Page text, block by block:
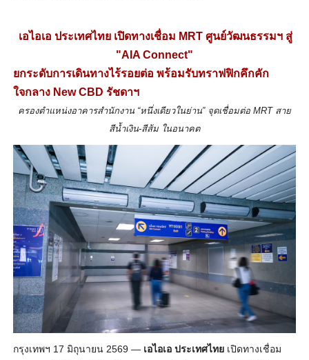
เอไอเอ ประเทศไทย เปิดทางเชื่อม MRT ศูนย์วัฒนธรรมฯ สู่
"AIA Connect"
ยกระดับการเดินทางไร้รอยต่อ พร้อมรับทราฟฟิกคึกคัก
ใจกลาง New CBD รัชดาฯ
ครองตำแหน่งอาคารสำนักงาน “หนึ่งเดียวในย่าน” จุดเชื่อมต่อ MRT สาย
สีน้ำเงิน-สีส้ม ในอนาคต
กรุงเทพฯ 17 มิถุนายน 2569 — เอไอเอ ประเทศไทยเปิดทางเชื่อม